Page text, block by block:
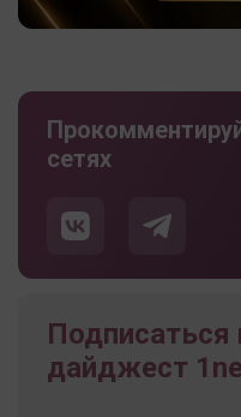
сетях
дайджест